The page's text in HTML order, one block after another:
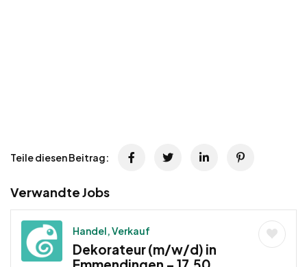
Teile diesen Beitrag:
Verwandte Jobs
Handel, Verkauf
Dekorateur (m/w/d) in